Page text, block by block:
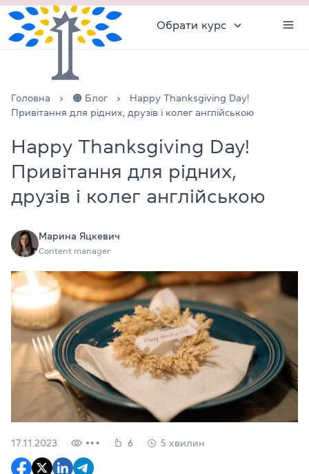
Обрати курс
Головна 🟠 Блог
Happy Thanksgiving Day!
Привітання для рідних, друзів і колег англійською
Happy Thanksgiving Day!
Привітання для рідних,
друзів і колег англійською
Марина Яцкевич
Content manager
17.11.2023 6 5 хвилин